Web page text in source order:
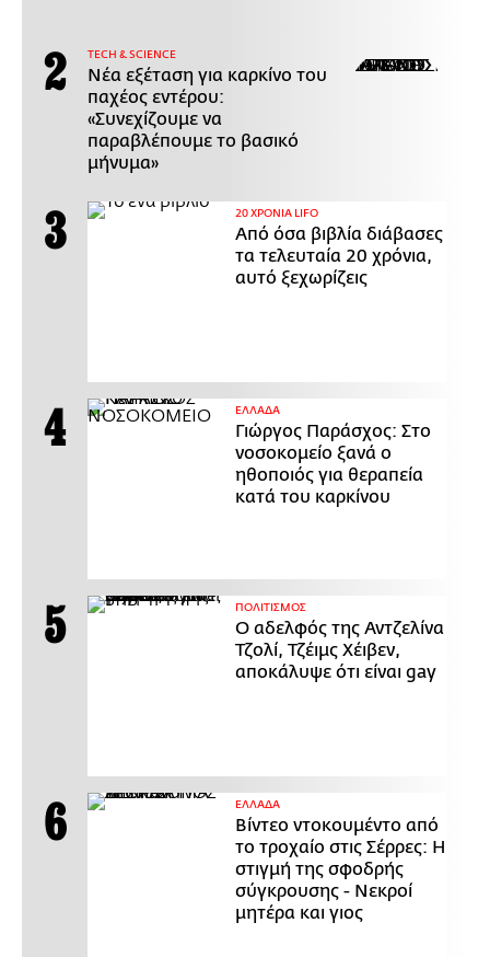
ΤECH & SCIENCE
Νέα εξέταση για καρκίνο του
παχέος εντέρου:
«Συνεχίζουμε να
παραβλέπουμε το βασικό
μήνυμα»
20 ΧΡΟΝΙΑ LIFO
Από όσα βιβλία διάβασες
τα τελευταία 20 χρόνια,
αυτό ξεχωρίζεις
ΕΛΛΑΔΑ
Γιώργος Παράσχος: Στο
νοσοκομείο ξανά ο
ηθοποιός για θεραπεία
κατά του καρκίνου
ΠΟΛΙΤΙΣΜΟΣ
Ο αδελφός της Αντζελίνα
Τζολί, Τζέιμς Χέιβεν,
αποκάλυψε ότι είναι gay
ΕΛΛΑΔΑ
Βίντεο ντοκουμέντο από
το τροχαίο στις Σέρρες: Η
στιγμή της σφοδρής
σύγκρουσης - Νεκροί
μητέρα και γιος